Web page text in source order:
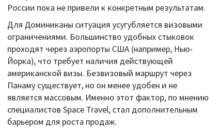
России пока не привели к конкретным результатам.
Для Доминиканы ситуация усугубляется визовыми
ограничениями. Большинство удобных стыковок
проходят через аэропорты США (например, Нью-
Йорка), что требует наличия действующей
американской визы. Безвизовый маршрут через
Панаму существует, но он менее удобен и не
является массовым. Именно этот фактор, по мнению
специалистов Space Travel, стал дополнительным
барьером для роста продаж.